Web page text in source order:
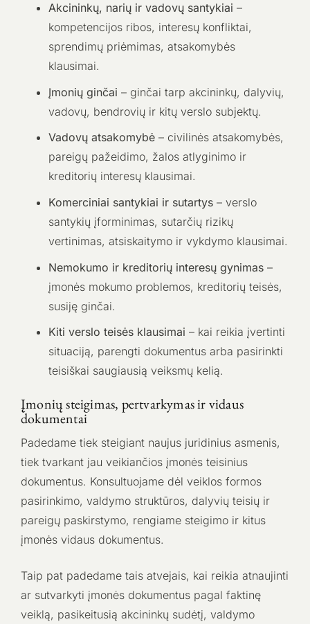
Akcininkų, narių ir vadovų santykiai –
kompetencijos ribos, interesų konfliktai,
sprendimų priėmimas, atsakomybės
klausimai.
Įmonių ginčai – ginčai tarp akcininkų, dalyvių,
vadovų, bendrovių ir kitų verslo subjektų.
Vadovų atsakomybė– civilinės atsakomybės,
pareigų pažeidimo, žalos atlyginimo ir
kreditorių interesų klausimai.
Komerciniai santykiai ir sutartys– verslo
santykių įforminimas, sutarčių rizikų
vertinimas, atsiskaitymo ir vykdymo klausimai.
Nemokumo ir kreditorių interesų gynimas–
įmonės mokumo problemos, kreditorių teisės,
susiję ginčai.
Kiti verslo teisės klausimai – kai reikia įvertinti
situaciją, parengti dokumentus arba pasirinkti
teisiškai saugiausią veiksmų kelią.
Įmonių steigimas, pertvarkymas ir vidaus
dokumentai
Padedame tiek steigiant naujus juridinius asmenis,
tiek tvarkant jau veikiančios įmonės teisinius
dokumentus. Konsultuojame dėl veiklos formos
pasirinkimo, valdymo struktūros, dalyvių teisių ir
pareigų paskirstymo, rengiame steigimo ir kitus
įmonės vidaus dokumentus.
Taip pat padedame tais atvejais, kai reikia atnaujinti
ar sutvarkyti įmonės dokumentus pagal faktinę
veiklą, pasikeitusią akcininkų sudėtį, valdymo